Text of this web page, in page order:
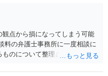
点から損になってしまう可能
料の弁護士事務所に一度相談に
のについて整理されるのがよ